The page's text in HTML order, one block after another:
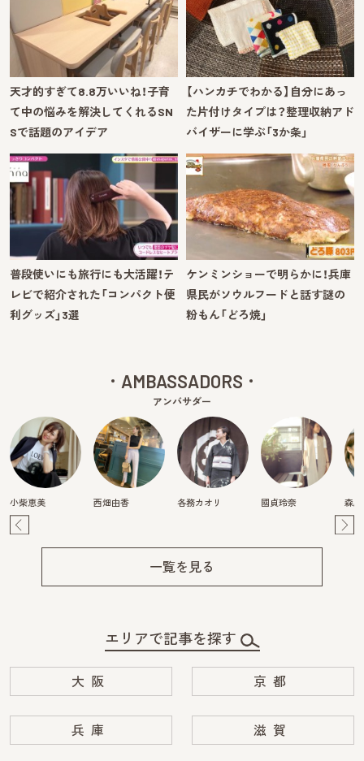
天才的すぎて8.8万いいね！子育
て中の悩みを解決してくれるSN
Sで話題のアイデア
【ハンカチでわかる】自分にあっ
た片付けタイプは？整理収納アド
バイザーに学ぶ「3か条」
普段使いにも旅行にも大活躍！テ
レビで紹介された「コンパクト便
利グッズ」3選
ケンミンショーで明らかに！兵庫
県民がソウルフードと話す謎の
粉もん「どろ焼」
AMBASSADORS
アンバサダー
小柴恵美 西畑由香 各務カオリ 國貞玲奈 森
一覧を見る
エリアで記事を探す
大阪 京都
兵庫 滋賀